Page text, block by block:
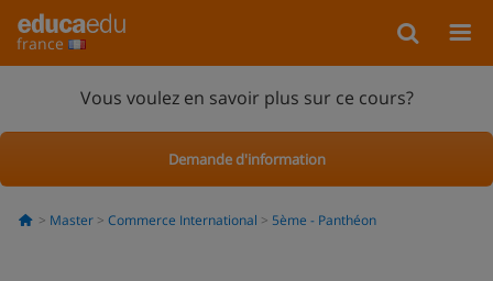
france
Vous voulez en savoir plus sur ce cours?
Demande d'information
Master Commerce International 5ème - Panthéon